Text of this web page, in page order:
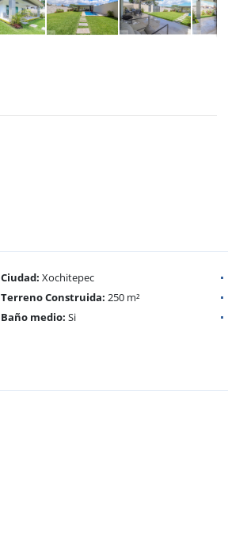
Ciudad: Xochitepec
Terreno Construida: 250 m²
Baño medio: Si